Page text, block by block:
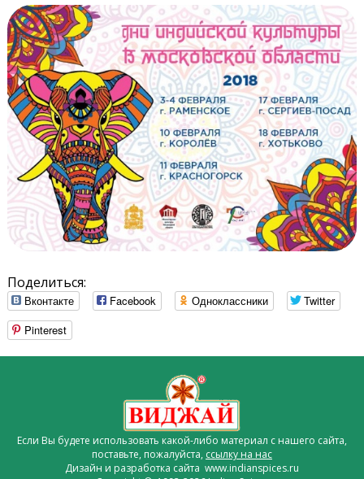
Поделиться:
Вконтакте Facebook Одноклассники
Twitter
Pinterest
Если Вы будете использовать какой-либо материал с нашего сайта,
поставьте, пожалуйста, ссылку на нас
Дизайн и разработка сайта www.indianspices.ru